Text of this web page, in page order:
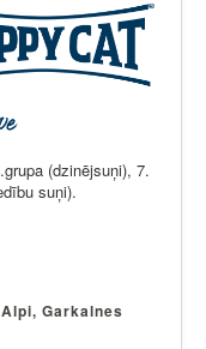
(dzinējsuņi), 7.
suņi).
Garkalnes